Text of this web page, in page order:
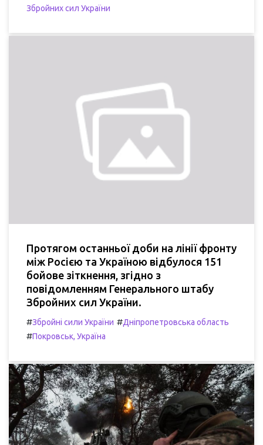
Збройних сил України
Протягом останньої доби на лінії фронту
між Росією та Україною відбулося 151
бойове зіткнення, згідно з
повідомленням Генерального штабу
Збройних сил України.
#Збройні сили України #Дніпропетровська область
#Покровськ, Україна